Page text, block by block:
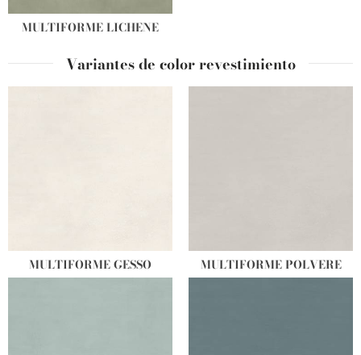
MULTIFORME LICHENE
Variantes de color revestimiento
MULTIFORME GESSO MULTIFORME POLVERE